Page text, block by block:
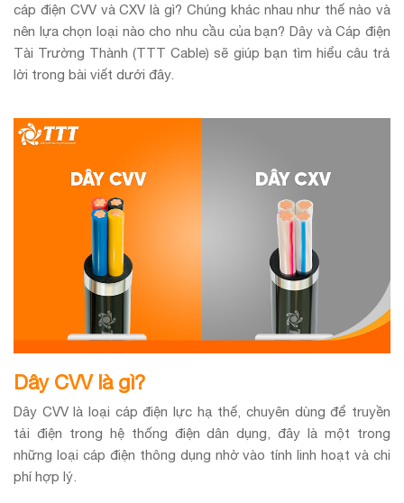
cáp điện CVV và CXV là gì? Chúng khác nhau như thế nào và
nên lựa chọn loại nào cho nhu cầu của bạn? Dây và Cáp điện
Tài Trường Thành (TTT Cable) sẽ giúp bạn tìm hiểu câu trả
lời trong bài viết dưới đây.
Dây CVV là gì?
Dây CVV là loại cáp điện lực hạ thế, chuyên dùng để truyền
tải điện trong hệ thống điện dân dụng, đây là một trong
những loại cáp điện thông dụng nhờ vào tính linh hoạt và chi
phí hợp lý.